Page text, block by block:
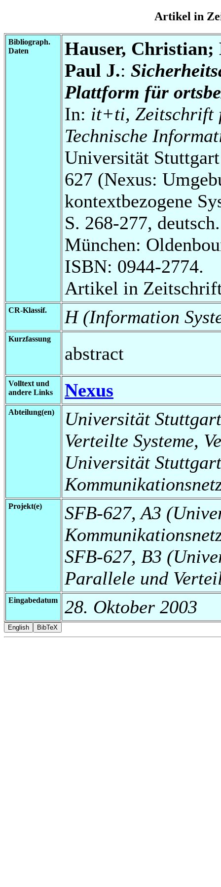
Artikel in
Bibliograph.
Daten
Hauser,
Paul J.:
Plattform für
In: it+ti, Zeitschrift
Technische
Universität
627 (Nexus:
kontextbezogene
S. 268-277, deutsch.
München:
ISBN: 0944-2774.
Artikel in
CR-Klassif. H (Information
Kurzfassung
abstract
Volltext und
andere Links
Nexus
Abteilung(en)
Universität
Verteilte Systeme,
Universität
Projekt(e)
SFB-627, A3
SFB-627, B3
Parallele und
Eingabedatum 28. Oktober 2003